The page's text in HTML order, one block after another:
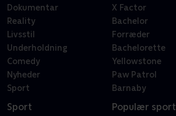
Dokumentar
Reality
Livsstil
Underholdning
Comedy
Nyheder
Sport
X Factor
Bachelor
Forræder
Bachelorette
Yellowstone
Paw Patrol
Barnaby
Sport Populær sport